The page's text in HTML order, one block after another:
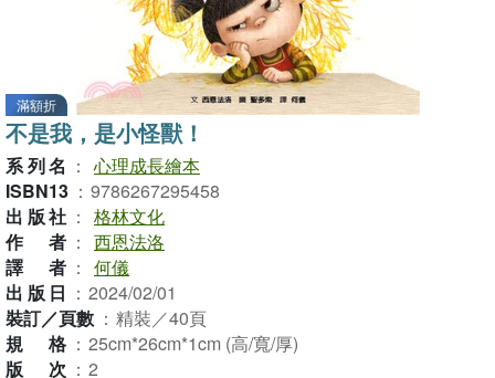
滿額折
不是我，是小怪獸！
系列名 ： 心理成長繪本
ISBN13 ： 9786267295458
出版社 ： 格林文化
作者 ： 西恩法洛
譯者 ： 何儀
出版日 ： 2024/02/01
裝訂／頁數 ： 精裝／40頁
規格 ： 25cm*26cm*1cm (高/寬/厚)
版次 ： 2